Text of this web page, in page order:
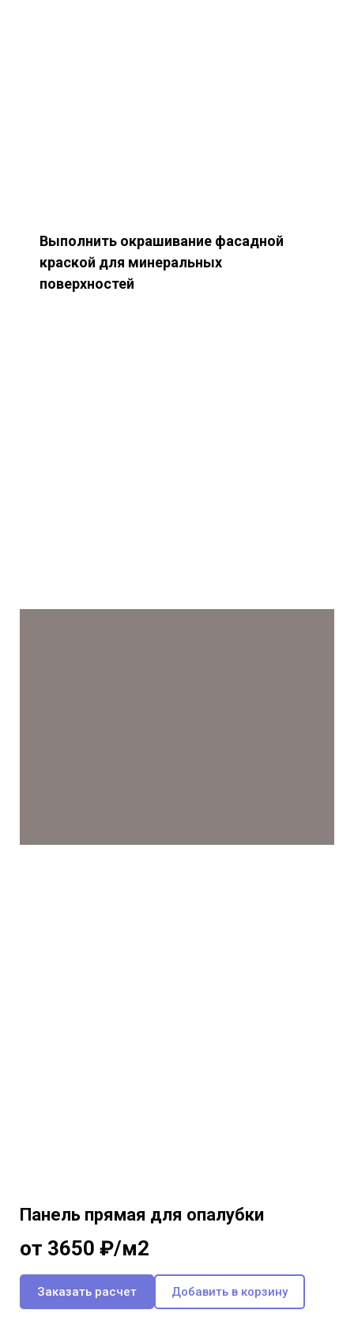
Выполнить окрашивание фасадной
краской для минеральных
поверхностей
Панель прямая для опалубки
от 3650 ₽/м2
Заказать расчет Добавить в корзину